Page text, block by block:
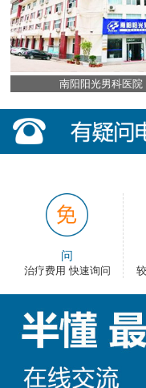
南阳阳光男科医院
问
治疗费用 快速询问